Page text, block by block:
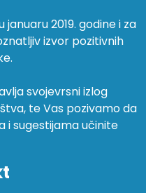
2019. godine i za
izvor pozitivnih
svojevrsni izlog
te Vas pozivamo da
i sugestijama učinite